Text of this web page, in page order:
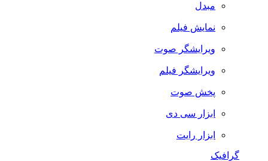
مبدل
نمایش فیلم
ویرایشگر صوت
ویرایشگر فیلم
پخش صوت
ابزار سی دی
ابزار رایت
گرافیک